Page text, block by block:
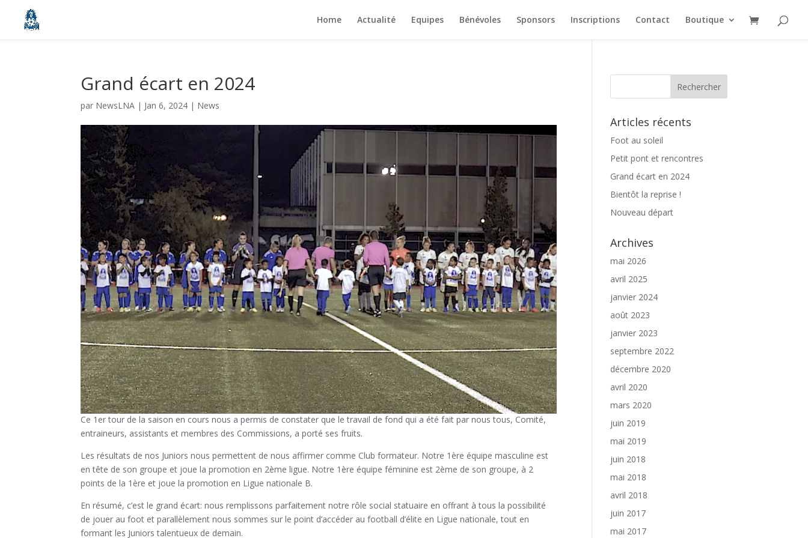
Home Actualité Equipes Bénévoles Sponsors Inscriptions Contact Boutique
Grand écart en 2024
par NewsLNA | Jan 6, 2024 | News
Ce 1er tour de la saison en cours nous a permis de constater que le travail de fond qui a été fait par nous tous, Comité,
entraineurs, assistants et membres des Commissions, a porté ses fruits.
Les résultats de nos Juniors nous permettent de nous affirmer comme Club formateur. Notre 1ère équipe masculine est
en tête de son groupe et joue la promotion en 2ème ligue. Notre 1ère équipe féminine est 2ème de son groupe, à 2
points de la 1ère et joue la promotion en Ligue nationale B.
En résumé, c’est le grand écart: nous remplissons parfaitement notre rôle social statuaire en offrant à tous la possibilité
de jouer au foot et parallèlement nous sommes sur le point d’accéder au football d’élite en Ligue nationale, tout en
formant les Juniors talentueux de demain.
Articles récents
Foot au soleil
Petit pont et rencontres
Grand écart en 2024
Bientôt la reprise !
Nouveau départ
Archives
mai 2026
avril 2025
janvier 2024
août 2023
janvier 2023
septembre 2022
décembre 2020
avril 2020
mars 2020
juin 2019
mai 2019
juin 2018
mai 2018
avril 2018
juin 2017
mai 2017